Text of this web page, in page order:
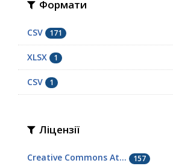
Формати
CSV 171
XLSX 1
СSV 1
Ліцензії
Creative Commons At... 157